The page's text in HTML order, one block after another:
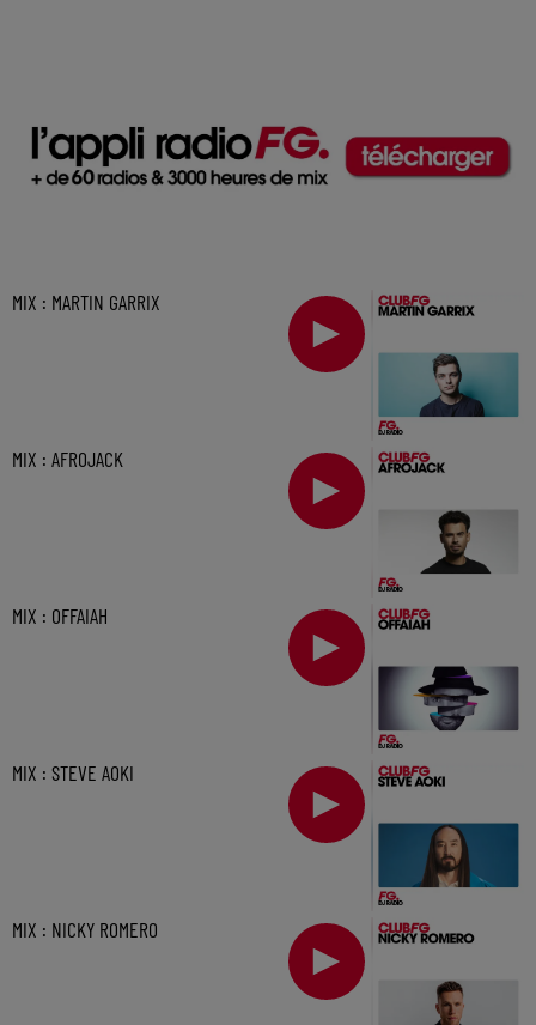
MIX : MARTIN GARRIX
MIX : AFROJACK
MIX : OFFAIAH
MIX : STEVE AOKI
MIX : NICKY ROMERO